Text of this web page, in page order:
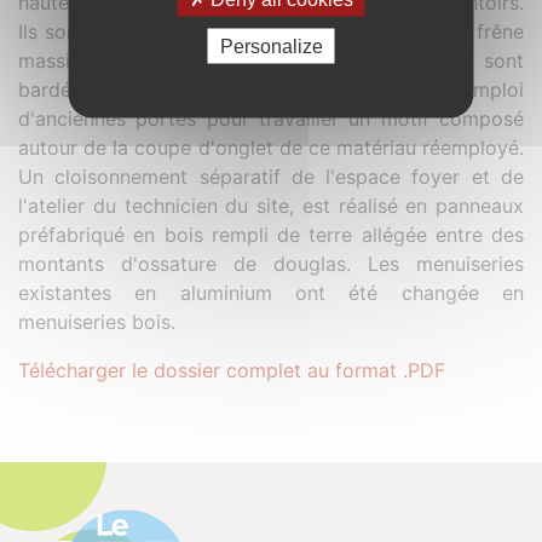
Ils sont recouverts sur le dessus d'un plateau en frêne
massif de pays (scierie du nord de paris), et sont
bardés avec des champs lattes de réemploi
d'anciennes portes pour travailler un motif composé
autour de la coupe d'onglet de ce matériau réemployé.
Un cloisonnement séparatif de l'espace foyer et de
l'atelier du technicien du site, est réalisé en panneaux
préfabriqué en bois rempli de terre allégée entre des
montants d'ossature de douglas. Les menuiseries
existantes en aluminium ont été changée en
menuiseries bois.
Télécharger le dossier complet au format .PDF
Personalize